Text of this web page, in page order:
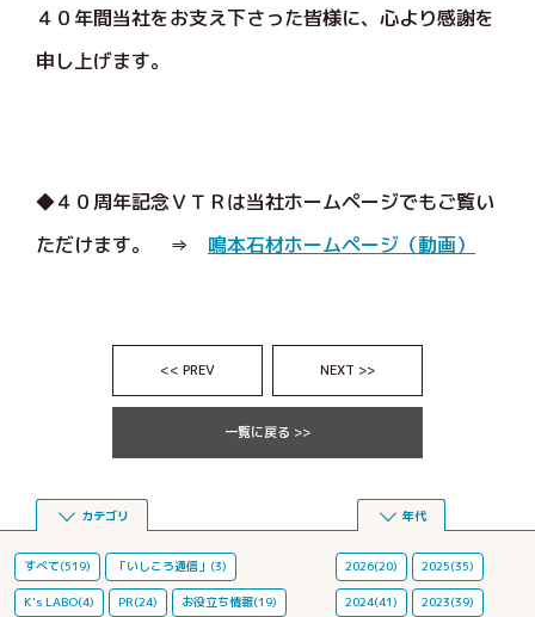
４０年間当社をお支え下さった皆様に、心より感謝を
申し上げます。
◆４０周年記念ＶＴＲは当社ホームページでもご覧い
ただけます。 ⇒ 鳴本石材ホームページ（動画）
<< PREV NEXT >>
一覧に戻る >>
カテゴリ
すべて(519) 「いしころ通信」(3)
K's LABO(4) PR(24) お役立ち情報(19)
年代
2026(20) 2025(35)
2024(41) 2023(39)